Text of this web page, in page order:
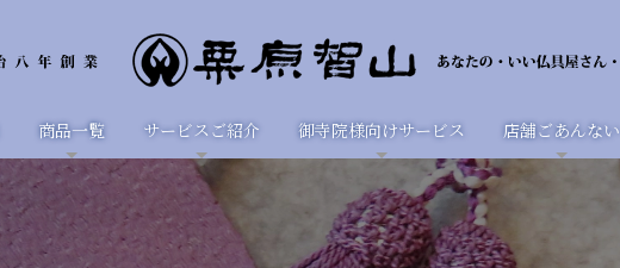
商品一覧 サービスご紹介 御寺院様向けサービス 店舗ごあんない